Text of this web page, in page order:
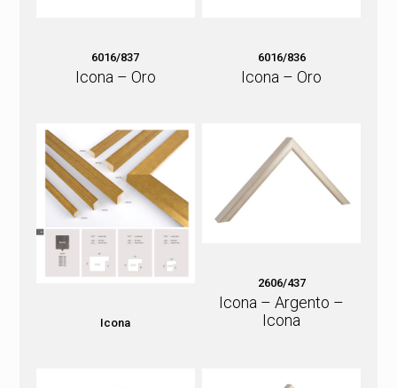
6016/837
Icona – Oro
6016/836
Icona – Oro
Icona
2606/437
Icona – Argento –
Icona